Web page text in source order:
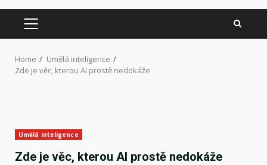
PRIMARY
MENU
Home
Umělá inteligence
Zde je věc, kterou AI prostě nedokáže
Umělá inteligence
Zde je věc, kterou AI prostě nedokáže